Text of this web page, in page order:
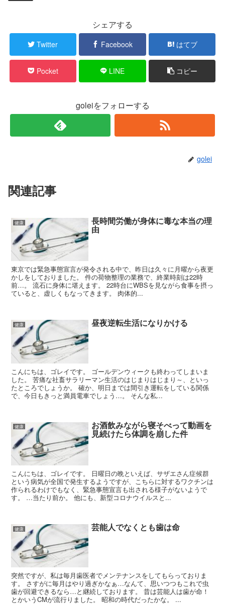
シェアする
Twitter Facebook はてブ
Pocket LINE コピー
goleiをフォローする
golei
関連記事
健康 長時間労働が身体に毒な本当の理
由
東京では緊急事態宣言が発令される中で、昨日は久々に月曜から夜更
かしをしておりました。 件の荷物整理の業務で、終業時刻は22時
前…。 流石に身体に堪えます。 22時台にWBSを見ながら食事を摂っ
ていると、虚しくもなってきます。 肉体的...
健康 昼夜逆転生活になりかける
こんにちは、ゴレイです。 ゴールデンウィークも終わってしまいま
した。 苦痛な社畜サラリーマン生活のはじまりはじまり～、といっ
たところでしょうか。 確か、明日までは間引き運転をしている関係
で、今日もきっと満員電車でしょう…。 そんな私...
健康 お酒飲みながら寝そべって動画を
見続けたら体調を崩した件
こんにちは、ゴレイです。 日曜日の晩といえば、サザエさん症候群
という病気が全国で発生するようですが、こちらに対するワクチンは
作られるわけでもなく、緊急事態宣言も出される様子がないようで
す。 …当たり前か。 他にも、新型コロナウイルスと...
健康 芸能人でなくとも歯は命
突然ですが、私は毎月歯医者でメンテナンスをしてもらっておりま
す。 さすがに毎月はやり過ぎかなぁ…なんて、思いつつもこれで虫
歯が回避できるなら…と継続しております。 昔は芸能人は歯が命！
とかいうCMが流行りました。 昭和の時代だったかな。 ...